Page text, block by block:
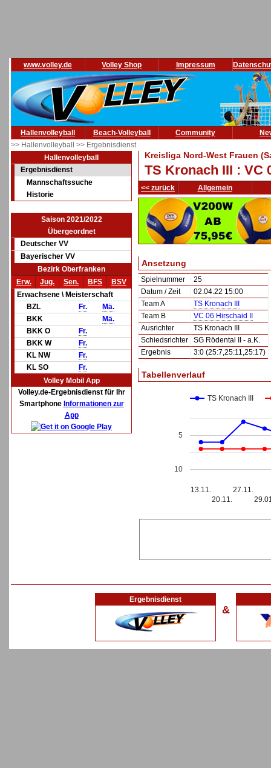
www.volley.de Volley Shop Impressum
Hallenvolleyball Beach-Volleyball Community
>> Hallenvolleyball >> Ergebnisdienst
Hallenvolleyball
Ergebnisdienst
Mannschaftssuche
Historie
Saison 2021/2022
Übergeordnet
Deutscher VV
Bayerischer VV
Bezirk Oberfranken
Erw.
Jug. Sen. BFS
BSV
Erwachsene \ Meisterschaft
BZL
Fr.
Mä.
BKK
Mä.
BKK O
Fr.
BKK W
Fr.
KL NW
Fr.
KL SO
Fr.
Volley Mobil App
Volley.de-Ergebnisdienst für Ihr
Smartphone Informationen zur
App
Kreisliga Nord-West Frauen
TS Kronach III : VC
<< zurück Allgemein
Ansetzung
Spielnummer
25
Datum / Zeit
02.04.22 15:00
Team A
TS Kronach III
Team B
VC 06 Hirschaid II
Ausrichter
TS Kronach III
Schiedsrichter
SG Rödental II - a.K.
Ergebnis
3:0 (25:7,25:11,25:17)
Tabellenverlauf
TS Kronach III
13.11.
20.11.
27.11.
5
10
Ergebnisdienst
&